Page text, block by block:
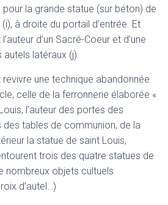
pour la grande statue (sur béton) de
à droite du portail d’entrée. Et
d’un Sacré-Coeur et d’une
autels latéraux (j)
revivre une technique abandonnée
celle de la ferronnerie élaborée «
l’auteur des portes des
des tables de communion, de la
la statue de saint Louis,
trois des quatre statues de
nombreux objets cultuels
d’autel…)